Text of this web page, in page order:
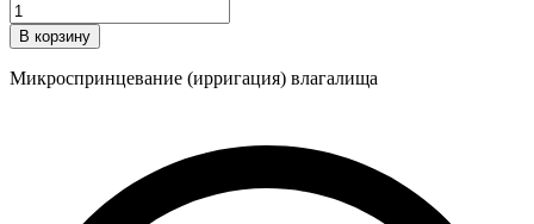
В корзину
Микроспринцевание (ирригация) влагалища